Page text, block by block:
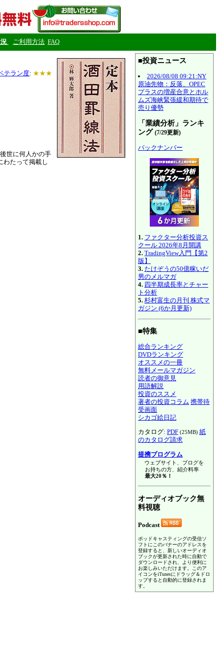
ご利用方法 FAQ
テラン度: ★★★
世に何人かの手
わたって掲載し
■投資ニュース
2026/08/08 09:21:NY
原油先物：反落、OPEC
プラスの増産合意とホル
ムズ海峡緊張緩和期待で
売り優勢
「業績分析」ランキ
ング (7/29更新)
バックナンバー
1. ファクター分析投資ス
クール 2026年8月開講
2. TradingView入門【第2
版】
3. たけぞうの50億稼いだ
男のメルマガ
4. 四半期成長率とチャー
ト分析
5. 杉村富生の月刊 株式マ
ガジン (6か月更新)
■特集
総合ランキング
DVDランキング
オススメの一冊
無料メールマガジン
読者の御意見
用語解説
投資のススメ
著者の投資コラム 携帯待
受画面
シカゴ絵日記
カタログ: PDF (25MB) 紙
のカタログ請求
提携プログラム
ウェブサイト、ブログを
お持ちの方、紹介料率
最大20％！
オーディオブック無
料視聴
Podcast
ポッドキャスティングの受信ソ
フトにこのバナーのアドレスを
登録すると、新しいオーディオ
ブックが更新された時に自動で
ダウンロードされ、より便利に
お楽しみいただけます。このア
イコンをiTunesにドラッグ＆ドロ
ップすると自動的に登録されま
す。